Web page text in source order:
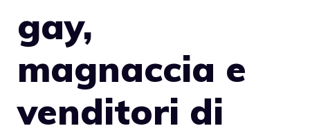
gay,
magnaccia e
venditori di